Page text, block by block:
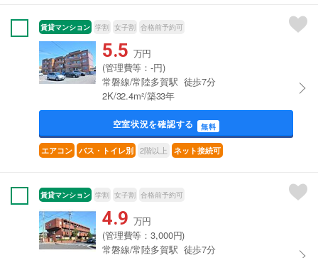
賃貸マンション 学割 女子割 合格前予約可
5.5 万円
(管理費等：-円)
常磐線/常陸多賀駅 徒歩7分
2K/32.4m²/築33年
空室状況を確認する 無料
エアコン バス・トイレ別 2階以上 ネット接続可
賃貸マンション 学割 女子割 合格前予約可
4.9 万円
(管理費等：3,000円)
常磐線/常陸多賀駅 徒歩7分